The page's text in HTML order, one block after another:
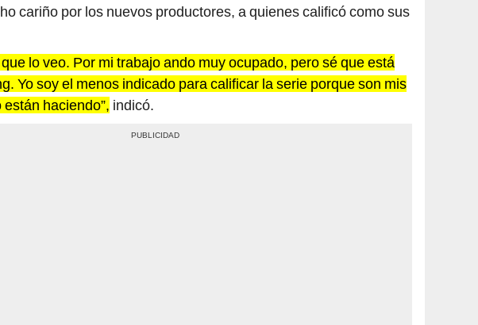
cariño por los nuevos productores, a quienes calificó como sus
lo veo. Por mi trabajo ando muy ocupado, pero sé que está
Yo soy el menos indicado para calificar la serie porque son mis
están haciendo”, indicó.